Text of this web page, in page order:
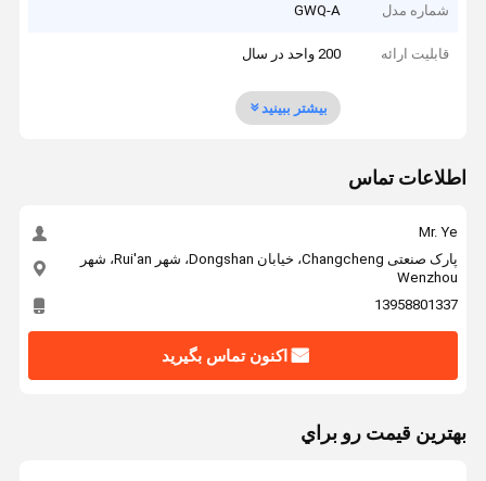
شماره مدل GWQ-A
قابلیت ارائه 200 واحد در سال
بیشتر ببینید
اطلاعات تماس
Mr. Ye
پارک صنعتی Changcheng، خیابان Dongshan، شهر Rui'an، شهر
Wenzhou
13958801337
اکنون تماس بگیرید
بهترين قيمت رو براي